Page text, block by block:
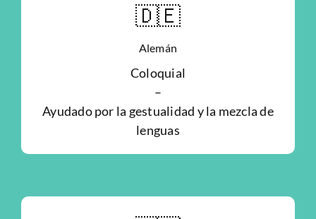
🇩🇪
Alemán
Coloquial
–
Ayudado por la gestualidad y la mezcla de
lenguas